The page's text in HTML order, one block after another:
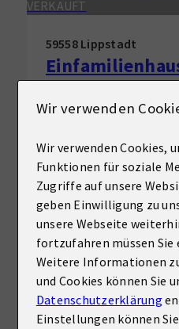
VERKAUFT
59558 Lippstadt
ca. 88,60 m²
Wir verwenden
Wir verwenden Cookies,
Funktionen für soziale
Zugriffe auf unsere
geben Einwilligung zu
unsere Webseite
fortzufahren müssen Sie
Weitere Informationen
und Cookies können Sie
Datenschutzerklärung
Einstellungen können